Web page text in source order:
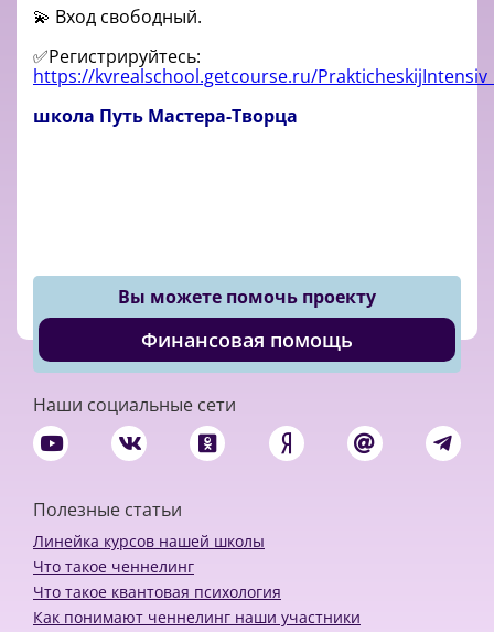
💫 Вход свободный.
✅Регистрируйтесь:
https://kvrealschool.getcourse.ru/
школа Путь Мастера-Творца
Вы можете помочь проекту
Финансовая помощь
Наши социальные сети
Полезные статьи
Линейка курсов нашей школы
Что такое ченнелинг
Что такое квантовая психология
Как понимают ченнелинг наши участники